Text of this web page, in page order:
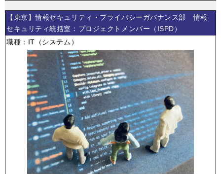
【東京】情報セキュリティ・プライバシーガバナンス部 情報
セキュリティ統括室：プロジェクトメンバー（ISPD）
職種：IT（システム）